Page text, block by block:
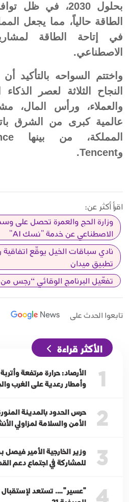
الطاقة حالياً، مما يجعل
في إتاحة الطاقة
الاصطناعي.
واختتم السواحه بالتأكيد
النجاح الثلاثة لعصر
والعملاء، ورأس المال،
عالمية كبرى من الشرق
وTencent.
اقرأ أكثر عن:
وزارة الحج والعمرة تحصل على وسم
الاصطناعي عن خدمة "نسك AI"
نادي سباقات الخيل يوقّع اتفاقية
تطبيق ميدان
تفعّيل البرنامج الوقائي “رجس
تابعوا الحدث على
الأكثر قراءة
1
الأرصاد: حرارة مرتفعة
وأمطار رعدية على الغرب
2
حرس الحدود بالمدينة
الأمن والسلامة لمزاولي
3
وزير الخارجية الأمير
للمشاركة في اجتماع دعم
4
"عسير"…. تستعد لإستقبال